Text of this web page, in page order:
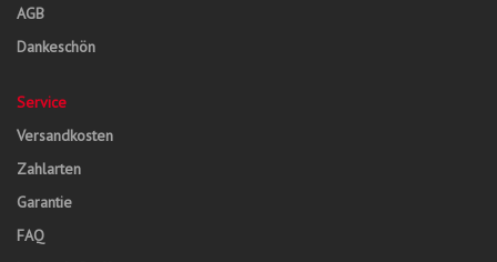
AGB
Dankeschön
Service
Versandkosten
Zahlarten
Garantie
FAQ